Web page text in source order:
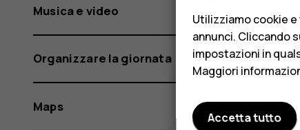
Musica e video
Organizzare la giornata
Maps
Utilizziamo cookie
annunci. Cliccando
impostazioni in
Maggiori
Accetta tutto